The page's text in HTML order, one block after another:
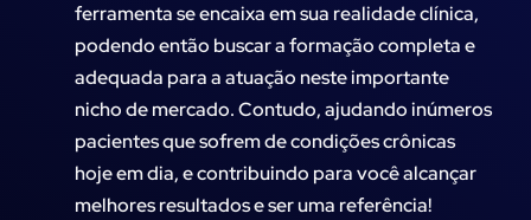
ferramenta se encaixa em sua realidade clínica,
podendo então buscar a formação completa e
adequada para a atuação neste importante
nicho de mercado. Contudo, ajudando inúmeros
pacientes que sofrem de condições crônicas
hoje em dia, e contribuindo para você alcançar
melhores resultados e ser uma referência!